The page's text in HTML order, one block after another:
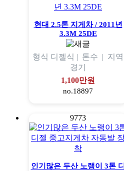
현대 2.5톤 지게차 / 2011년
3.3M 25DE
형식 디젤식 | 톤수 | 지역
경기
1,100만원
no.18897
9773
인기많은 두산 노랭이 3톤 디